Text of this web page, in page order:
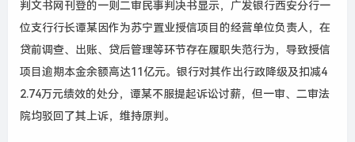
判文书网刊登的一则二审民事判决书显示，广发银行西安分行一
位支行行长谭某因作为苏宁置业授信项目的经营单位负责人，在
贷前调查、出账、贷后管理等环节存在履职失范行为，导致授信
项目逾期本金余额高达11亿元。银行对其作出行政降级及扣减4
2.74万元绩效的处分，谭某不服提起诉讼讨薪，但一审、二审法
院均驳回了其上诉，维持原判。